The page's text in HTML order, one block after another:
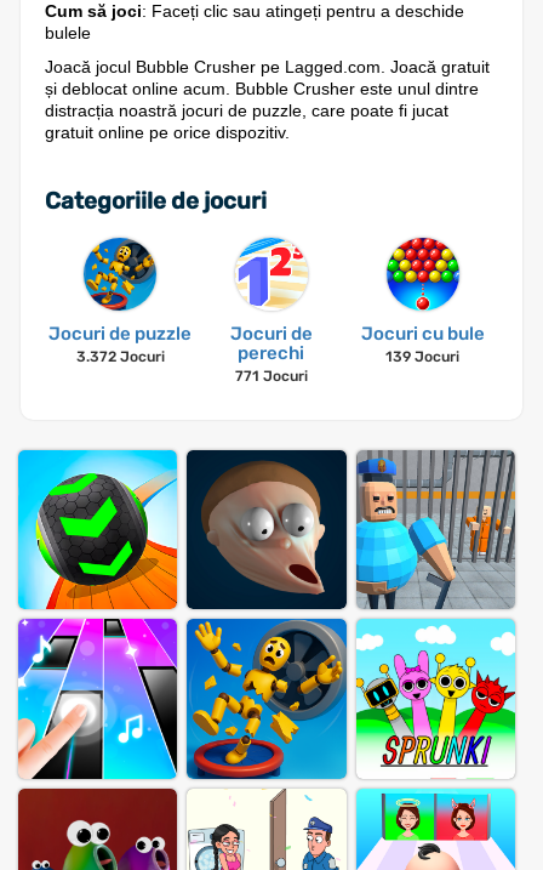
Cum să joci: Faceți clic sau atingeți pentru a deschide
bulele
Joacă jocul Bubble Crusher pe Lagged.com. Joacă gratuit
și deblocat online acum. Bubble Crusher este unul dintre
distracția noastră jocuri de puzzle, care poate fi jucat
gratuit online pe orice dispozitiv.
Categoriile de jocuri
Jocuri de puzzle
3.372 Jocuri
Jocuri de
perechi
771 Jocuri
Jocuri cu bule
139 Jocuri